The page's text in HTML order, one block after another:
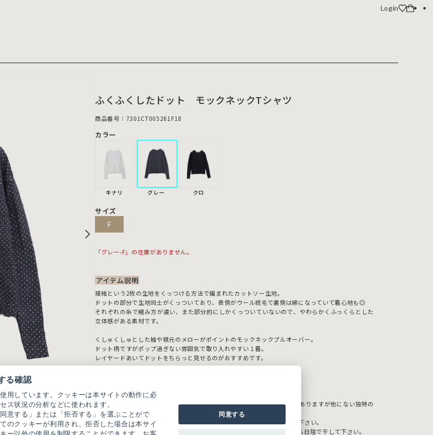
Login
ふくふくしたドット モックネックTシャツ
商品番号：7301CT005261F18
カラー
キナリ グレー クロ
サイズ
F
「グレー-F」の在庫がありません。
アイテム説明
接結という2枚の生地をくっつける方法で編まれたカットソー生地。
ドットの部分で生地同士がくっついており、表側がウール梳毛で裏側は綿になっていて着心地も◎
それぞれの糸で縮み方が違い、また部分的にしかくっついていないので、やわらかくふっくらとした
立体感がある素材です。
くしゅくしゅとした袖や襟元のメローがポイントのモックネックプルオーバー。
ドット柄ですがポップ過ぎない雰囲気で取り入れやすい１着。
レイヤードあいてドットをちらっと見せるのがおすすめです。
【素材の特性、お取り扱いの注意】
・この製品は生地洗いをしています。一枚ずつしわや表情の出かたに差がありますが他にない独特の
表情感をお楽しみください。
・ひっかかり、糸切れが起こり易いので、着用、着脱時には十分注意して下さい。
・この製品を洗濯する際には多少縮む場合がありますので、形を整えてから日陰で干して下さい。
る確認
用しています。クッキーは本サイトの動作に必
ス状況の分析などに使われます。
意する」または「拒否する」を選ぶことがで
のクッキーが利用され、拒否した場合は本サイ
同意する